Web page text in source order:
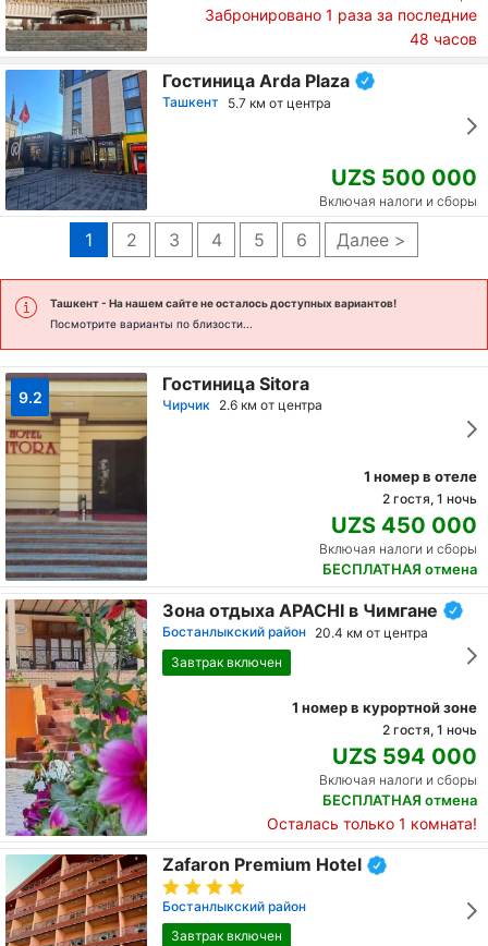
Забронировано 1 раза за последние
48 часов
Гостиница Arda Plaza
Ташкент 5.7 км от центра
UZS 500 000
Включая налоги и сборы
1 2 3 4 5 6 Далее >
Ташкент- На нашем сайте не осталось доступных вариантов!
Посмотрите варианты по близости...
9.2
Гостиница Sitora
Чирчик 2.6 км от центра
1 номер в отеле
2 гостя, 1 ночь
UZS 450 000
Включая налоги и сборы
БЕСПЛАТНАЯ отмена
Зона отдыха APACHI в Чимгане
Бостанлыкский район 20.4 км от центра
Завтрак включен
1 номер в курортной зоне
2 гостя, 1 ночь
UZS 594 000
Включая налоги и сборы
БЕСПЛАТНАЯ отмена
Осталась только 1 комната!
Zafaron Premium Hotel
Бостанлыкский район
Завтрак включен